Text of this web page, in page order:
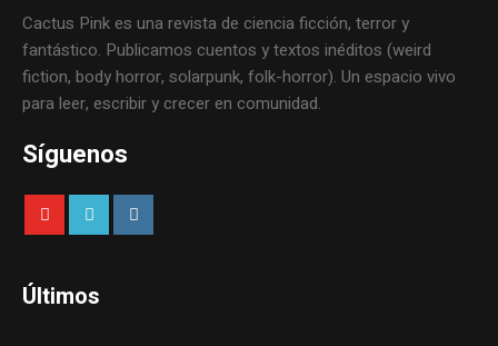
Cactus Pink es una revista de ciencia ficción, terror y
fantástico. Publicamos cuentos y textos inéditos (weird
fiction, body horror, solarpunk, folk-horror). Un espacio vivo
para leer, escribir y crecer en comunidad.
Síguenos
Últimos